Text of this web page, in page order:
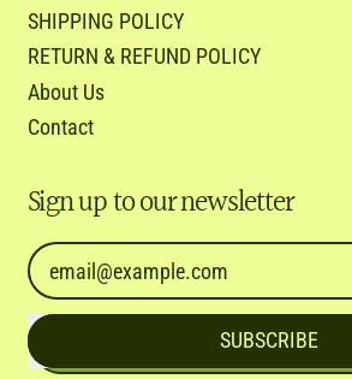
SHIPPING POLICY
RETURN & REFUND POLICY
About Us
Contact
Sign up to our newsletter
Email Address
SUBSCRIBE